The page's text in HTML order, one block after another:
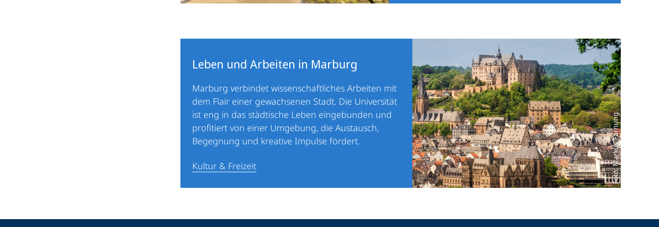
Leben und Arbeiten in Marburg
Marburg verbindet wissenschaftliches Arbeiten mit
dem Flair einer gewachsenen Stadt. Die Universität
ist eng in das städtische Leben eingebunden und
profitiert von einer Umgebung, die Austausch,
Begegnung und kreative Impulse fördert.
Kultur & Freizeit Foto: Markus Farnung